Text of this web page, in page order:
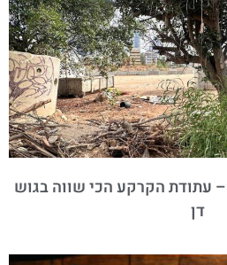
עתודת הקרקע הכי שווה בגוש
דן